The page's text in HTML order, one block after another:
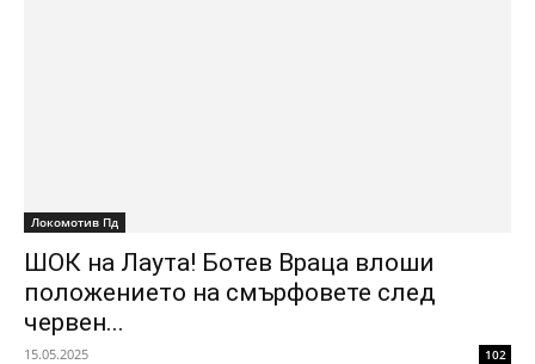
Локомотив Пд
ШОК на Лаута! Ботев Враца влоши
положението на смърфовете след
червен...
15.05.2025 102